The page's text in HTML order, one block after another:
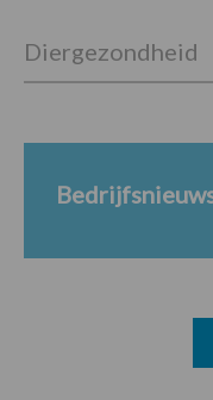
Diergezondheid